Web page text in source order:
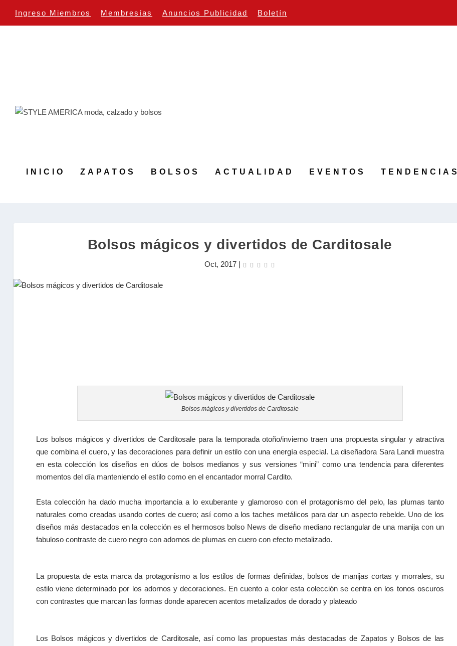
Ingreso Miembros Membresías Anuncios Publicidad Boletín
INICIO ZAPATOS BOLSOS ACTUALIDAD EVENTOS TENDENCIAS
Bolsos mágicos y divertidos de Carditosale
Oct, 2017|
Bolsos mágicos y divertidos de Carditosale
Los bolsos mágicos y divertidos de Carditosale para la temporada otoño/invierno traen una propuesta singular y atractiva
que combina el cuero, y las decoraciones para definir un estilo con una energía especial. La diseñadora Sara Landi muestra
en esta colección los diseños en dúos de bolsos medianos y sus versiones “mini” como una tendencia para diferentes
momentos del día manteniendo el estilo como en el encantador morral Cardito.
Esta colección ha dado mucha importancia a lo exuberante y glamoroso con el protagonismo del pelo, las plumas tanto
naturales como creadas usando cortes de cuero; así como a los taches metálicos para dar un aspecto rebelde. Uno de los
diseños más destacados en la colección es el hermosos bolso News de diseño mediano rectangular de una manija con un
fabuloso contraste de cuero negro con adornos de plumas en cuero con efecto metalizado.
La propuesta de esta marca da protagonismo a los estilos de formas definidas, bolsos de manijas cortas y morrales, su
estilo viene determinado por los adornos y decoraciones. En cuento a color esta colección se centra en los tonos oscuros
con contrastes que marcan las formas donde aparecen acentos metalizados de dorado y plateado
Los Bolsos mágicos y divertidos de Carditosale, así como las propuestas más destacadas de Zapatos y Bolsos de las